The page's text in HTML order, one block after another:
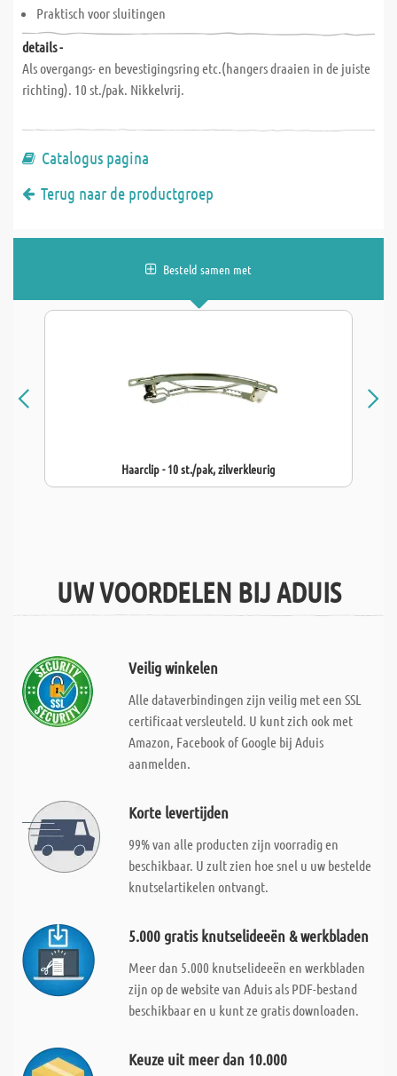
Praktisch voor sluitingen
details -
Als overgangs- en bevestigingsring etc.(hangers draaien in de juiste
richting). 10 st./pak. Nikkelvrij.
Catalogus pagina
Terug naar de productgroep
Besteld samen met
Haarclip - 10 st./pak, zilverkleurig
UW VOORDELEN BIJ ADUIS
Veilig winkelen
Alle dataverbindingen zijn veilig met een SSL
certificaat versleuteld. U kunt zich ook met
Amazon, Facebook of Google bij Aduis
aanmelden.
Korte levertijden
99% van alle producten zijn voorradig en
beschikbaar. U zult zien hoe snel u uw bestelde
knutselartikelen ontvangt.
5.000 gratis knutselideeën & werkbladen
Meer dan 5.000 knutselideeën en werkbladen
zijn op de website van Aduis als PDF-bestand
beschikbaar en u kunt ze gratis downloaden.
Keuze uit meer dan 10.000